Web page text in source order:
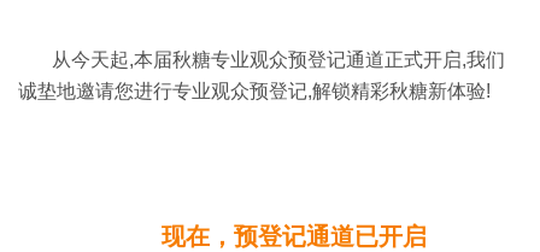
从今天起,本届秋糖专业观众预登记通道正式开启,我们
诚垫地邀请您进行专业观众预登记,解锁精彩秋糖新体验!
现在，预登记通道已开启